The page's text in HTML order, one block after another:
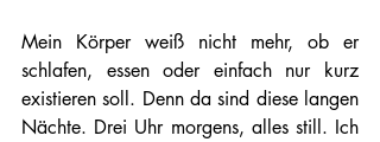
Mein Körper weiß nicht mehr, ob er
schlafen, essen oder einfach nur kurz
existieren soll. Denn da sind diese langen
Nächte. Drei Uhr morgens, alles still. Ich